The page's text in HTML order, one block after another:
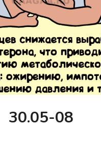
30.05-08